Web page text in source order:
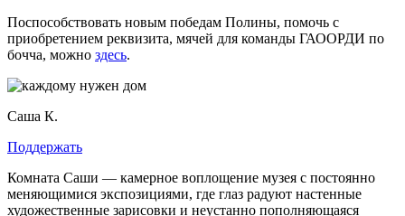
Поспособствовать новым победам Полины, помочь с
приобретением реквизита, мячей для команды ГАООРДИ по
бочча, можно здесь.
Саша К.
Поддержать
Комната Саши — камерное воплощение музея с постоянно
меняющимися экспозициями, где глаз радуют настенные
художественные зарисовки и неустанно пополняющаяся